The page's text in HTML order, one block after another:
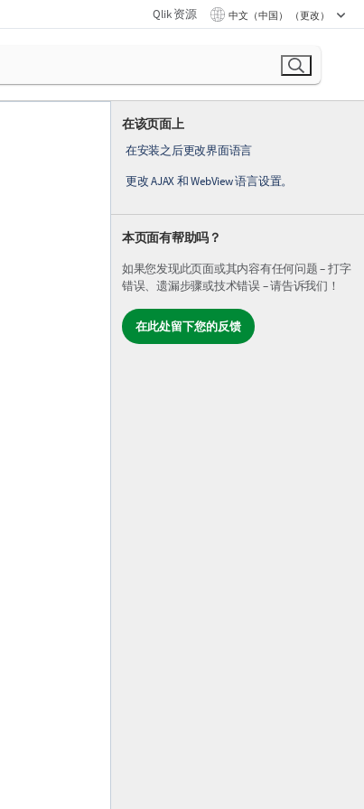
Qlik 资源 中文（中国） （更改）
在该页面上
在安装之后更改界面语言
更改 AJAX 和 WebView 语言设置。
本页面有帮助吗？
如果您发现此页面或其内容有任何问题 – 打字
错误、遗漏步骤或技术错误 – 请告诉我们！
在此处留下您的反馈